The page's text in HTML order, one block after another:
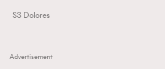
S3 Dolores
Advertisement